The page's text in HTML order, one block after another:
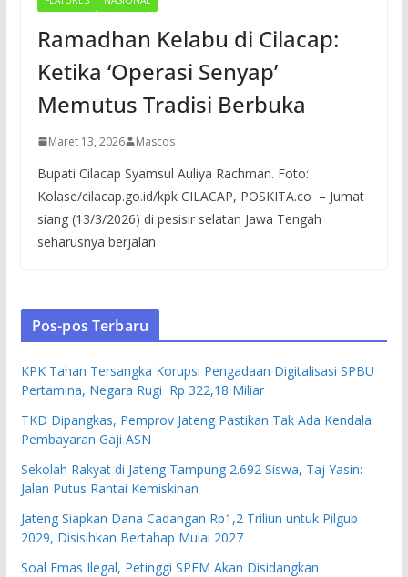
Ramadhan Kelabu di Cilacap:
Ketika ‘Operasi Senyap’
Memutus Tradisi Berbuka
Maret 13, 2026 Mascos
Bupati Cilacap Syamsul Auliya Rachman. Foto:
Kolase/cilacap.go.id/kpk CILACAP, POSKITA.co – Jumat
siang (13/3/2026) di pesisir selatan Jawa Tengah
seharusnya berjalan
Pos-pos Terbaru
KPK Tahan Tersangka Korupsi Pengadaan Digitalisasi SPBU
Pertamina, Negara Rugi Rp 322,18 Miliar
TKD Dipangkas, Pemprov Jateng Pastikan Tak Ada Kendala
Pembayaran Gaji ASN
Sekolah Rakyat di Jateng Tampung 2.692 Siswa, Taj Yasin:
Jalan Putus Rantai Kemiskinan
Jateng Siapkan Dana Cadangan Rp1,2 Triliun untuk Pilgub
2029, Disisihkan Bertahap Mulai 2027
Soal Emas Ilegal, Petinggi SPEM Akan Disidangkan